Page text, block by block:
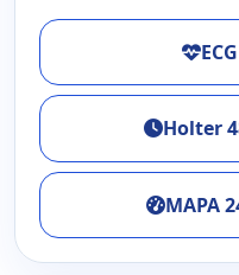
Holter
MAPA